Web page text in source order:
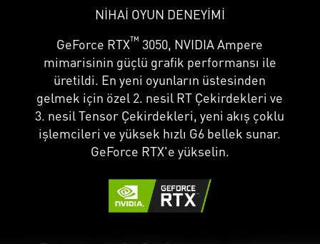
NİHAİ OYUN DENEYİMİ
GeForce RTX™ 3050, NVIDIA Ampere
mimarisinin güçlü grafik performansı ile
üretildi. En yeni oyunların üstesinden
gelmek için özel 2. nesil RT Çekirdekleri ve
3. nesil Tensor Çekirdekleri, yeni akış çoklu
işlemcileri ve yüksek hızlı G6 bellek sunar.
GeForce RTX'e yükselin.